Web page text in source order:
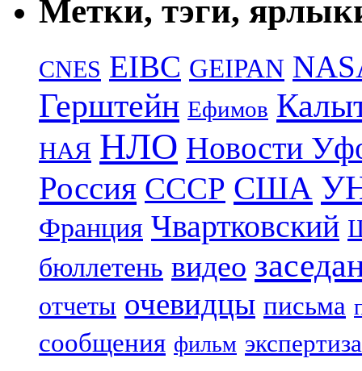
Метки, тэги,
CNES EIBC GEIPAN
Герштейн Ефимов
НАЯ НЛО Новости
Россия СССР США
Франция Чвартковский
бюллетень видео
отчеты очевидцы письма
сообщения фильм экспертиза